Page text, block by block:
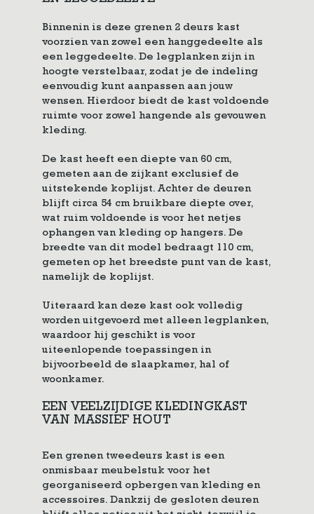
Binnenin is deze grenen 2 deurs kast
voorzien van zowel een hanggedeelte als
een leggedeelte. De legplanken zijn in
hoogte verstelbaar, zodat je de indeling
eenvoudig kunt aanpassen aan jouw
wensen. Hierdoor biedt de kast voldoende
ruimte voor zowel hangende als gevouwen
kleding.
De kast heeft een diepte van 60 cm,
gemeten aan de zijkant exclusief de
uitstekende koplijst. Achter de deuren
blijft circa 54 cm bruikbare diepte over,
wat ruim voldoende is voor het netjes
ophangen van kleding op hangers. De
breedte van dit model bedraagt 110 cm,
gemeten op het breedste punt van de kast,
namelijk de koplijst.
Uiteraard kan deze kast ook volledig
worden uitgevoerd met alleen legplanken,
waardoor hij geschikt is voor
uiteenlopende toepassingen in
bijvoorbeeld de slaapkamer, hal of
woonkamer.
EEN VEELZIJDIGE KLEDINGKAST
VAN MASSIEF HOUT
Een grenen tweedeurs kast is een
onmisbaar meubelstuk voor het
georganiseerd opbergen van kleding en
accessoires. Dankzij de gesloten deuren